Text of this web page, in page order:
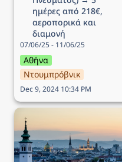
ημέρες από 218€,
αεροπορικά και
διαμονή
07/06/25 - 11/06/25
Αθήνα
Ντουμπρόβνικ
Dec 9, 2024 10:34 PM
Ταξίδι στην Βιέννη (25η
Μαρτίου) → 5 ημέρες
από 163€, αεροπορικά
και διαμονή